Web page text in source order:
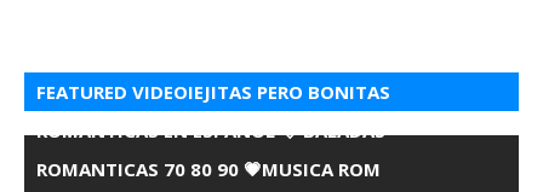
FEATURED VIDEOIEJITAS PERO BONITAS
ROMANTICAS EN ESPANOL 💘 BALADAS
ROMANTICAS 70 80 90 💗MUSICA ROM